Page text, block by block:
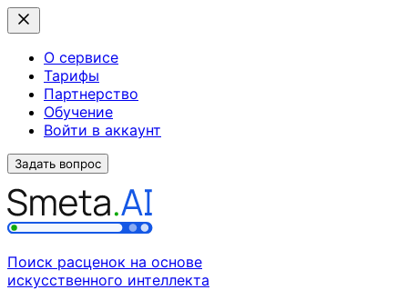
О сервисе
Тарифы
Партнерство
Обучение
Войти в аккаунт
Задать вопрос
Поиск расценок на основе
искусственного интеллекта